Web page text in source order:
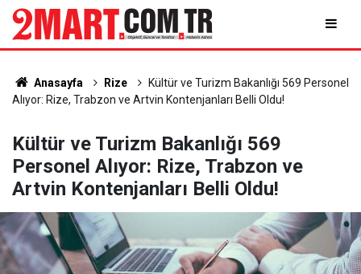
Anasayfa Rize
Kültür ve Turizm Bakanlığı 569 Personel
Alıyor: Rize, Trabzon ve Artvin Kontenjanları Belli Oldu!
Kültür ve Turizm Bakanlığı 569
Personel Alıyor: Rize, Trabzon ve
Artvin Kontenjanları Belli Oldu!